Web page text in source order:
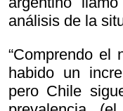
análisis de la
“Comprendo el
habido un
pero Chile